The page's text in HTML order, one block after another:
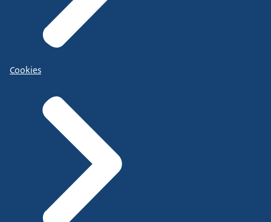
Cookies